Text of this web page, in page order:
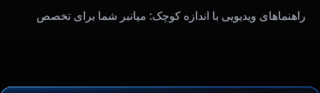
راهنماهای ویدیویی با اندازه کوچک: میانبر شما برای تخصص